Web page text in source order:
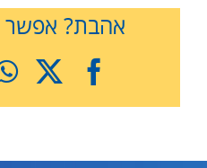
אהבת?
X